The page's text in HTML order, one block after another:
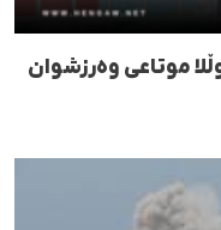
موتاعی وەرزشوان